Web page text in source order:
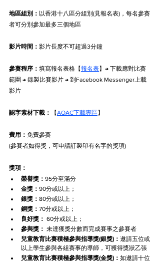
地區組別： 以香港十八區分組別(見報名表)，每名參賽
者可分別參加最多三個地區
影片時間： 影片長度不可超過3分鐘
參賽程序： 填寫報名表格【報名表】→ 下載應對比賽
範圍 → 錄製比賽影片 → 到Facebook Messenger上載
影片
認字素材下載： 【AOAC下載專區 】
費用： 免費參賽
(參賽者如得獎，可申請訂製印有名字的獎項)
獎項：
榮譽獎： 95分至滿分
金獎： 90分或以上；
銀獎： 80分或以上；
銅獎： 70分或以上；
良好獎： 60分或以上；
參與獎： 未達獲獎分數而完成賽事之參賽者
兒童教育比賽積極參與指導獎(銀獎)： 邀請五位或
以上學生參與各組賽事的導師，可獲得獎狀乙張
兒童教育比賽積極參與指導獎(金獎)： 如邀請十位